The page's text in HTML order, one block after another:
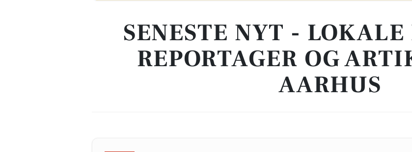
SENESTE NYT -
REPORTAGER OG
AARHUS